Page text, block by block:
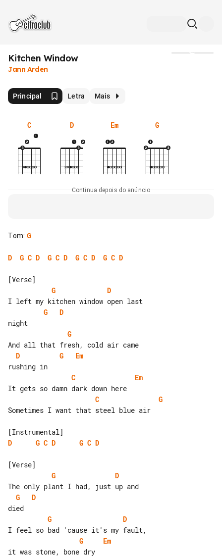
Kitchen Window
Jann Arden
Principal Letra Mais
C D Em G
Continua depois do anúncio
Tom: G
D G C D G C D G C D G C D
G
D
G
D
G
D
G
Em
C
Em
C
G
Sometimes I want that steel blue air
D
G C D G C D
G
D
G
D
G
D
G
Em